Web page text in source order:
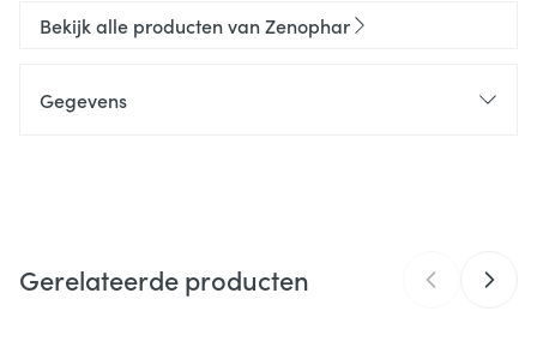
Bekijk alle producten van Zenophar
Gegevens
Merken Zenophar
Gerelateerde producten